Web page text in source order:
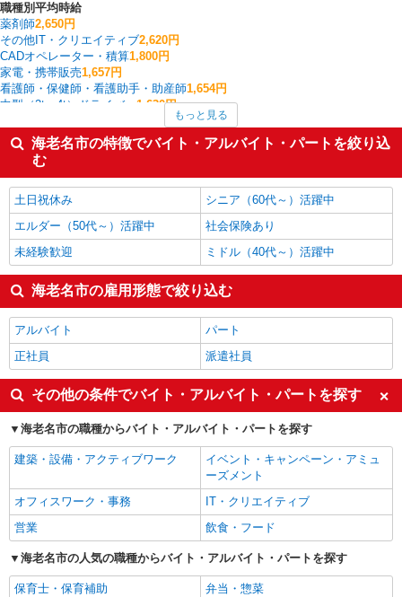
職種別平均時給
薬剤師2,650円
その他IT・クリエイティブ2,620円
CADオペレーター・積算1,800円
家電・携帯販売1,657円
看護師・保健師・看護助手・助産師1,654円
中型（2t・4t）ドライバー 1,630円
その他介護・福祉1,577円
介護職・ヘルパー 1,572円
フォークリフト
海老名市の他の職種の平均時給を見る
もっと見る
海老名市の特徴でバイト・アルバイト・パートを絞り込
む
土日祝休み
シニア（60代～）活躍中
エルダー（50代～）活躍中
社会保険あり
未経験歓迎
ミドル（40代～）活躍中
海老名市の雇用形態で絞り込む
アルバイト
パート
正社員
派遣社員
その他の条件でバイト・アルバイト・パートを探す
海老名市の職種からバイト・アルバイト・パートを探す
建築・設備・アクティブワーク
イベント・キャンペーン・アミュ
ーズメント
オフィスワーク・事務
IT・クリエイティブ
営業
飲食・フード
海老名市の人気の職種からバイト・アルバイト・パートを探す
保育士・保育補助
弁当・惣菜